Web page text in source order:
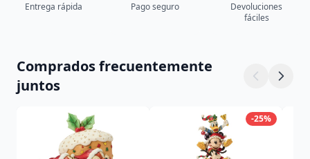
Entrega rápida Pago seguro
Devoluciones
fáciles
Comprados frecuentemente
juntos
-25%